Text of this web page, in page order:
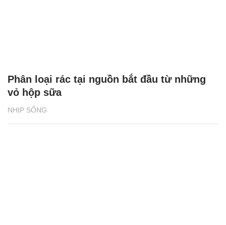
NHỊP SỐNG
Phân loại rác tại nguồn bắt đầu từ những
vỏ hộp sữa